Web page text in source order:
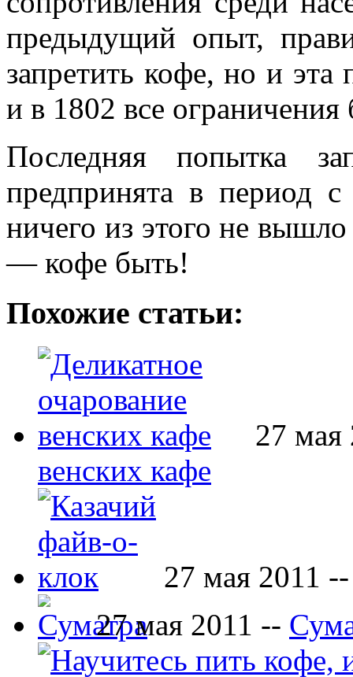
предыдущий опыт,
запретить кофе, но и эта
и в 1802 все
Последняя попытка
предпринята в период
ничего из этого не
— кофе быть!
Похожие статьи:
27
венских кафе
27 мая 2011
27 мая 2011 --